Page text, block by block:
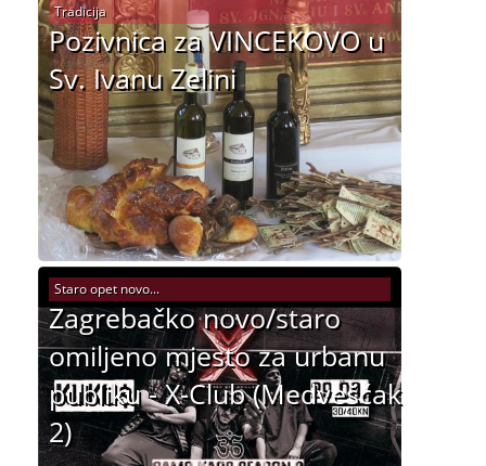
Pozivnica za VINCEKOVO u
Sv. Ivanu Zelini
Tradicija
Zagrebačko novo/staro
omiljeno mjesto za urbanu
publiku - X-Club (Medvešćak
2)
Staro opet novo...